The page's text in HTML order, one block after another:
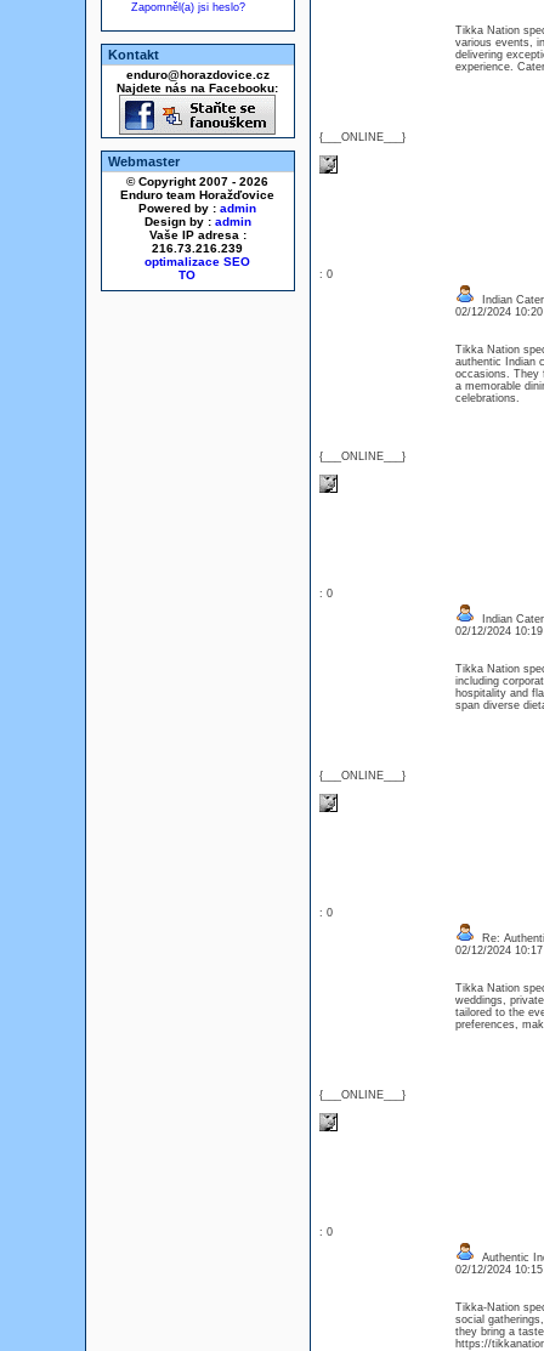
Zapomněl(a) jsi heslo?
Kontakt
enduro@horazdovice.cz
Najdete nás na Facebooku:
Webmaster
© Copyright 2007 - 2026
Enduro team Horažďovice
Powered by : admin
Design by : admin
Vaše IP adresa :
216.73.216.239
optimalizace SEO
{___ONLINE___}
Tikka Nation
various events,
delivering
experience.
: 0
{___ONLINE___}
Indian
02/12/2024
Tikka Nation
authentic Indian
occasions. They
a memorable
celebrations.
: 0
{___ONLINE___}
Indian
02/12/2024
Tikka Nation
including
hospitality and
span diverse
: 0
{___ONLINE___}
Re:
02/12/2024
Tikka Nation
weddings,
tailored to the
preferences,
: 0
Authentic
02/12/2024
Tikka-Nation
social
they bring a
https://